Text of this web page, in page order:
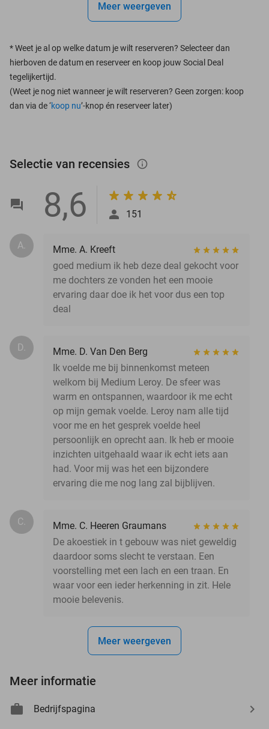
Meer weergeven
*Weet je al op welke datum je wilt reserveren? Selecteer dan
hierboven de datum en reserveer en koop jouw Social Deal
tegelijkertijd.
(Weet je nog niet wanneer je wilt reserveren? Geen zorgen: koop
dan via de ‘koop nu’-knop én reserveer later)
Selectie van recensies info_outlined
8,6 151
A.
Mme. A. Kreeft
goed medium ik heb deze deal gekocht voor
me dochters ze vonden het een mooie
ervaring daar doe ik het voor dus een top
deal
D.
Mme. D. Van Den Berg
Ik voelde me bij binnenkomst meteen
welkom bij Medium Leroy. De sfeer was
warm en ontspannen, waardoor ik me echt
op mijn gemak voelde. Leroy nam alle tijd
voor me en het gesprek voelde heel
persoonlijk en oprecht aan. Ik heb er mooie
inzichten uitgehaald waar ik echt iets aan
had. Voor mij was het een bijzondere
ervaring die me nog lang zal bijblijven.
C.
Mme. C. Heeren Graumans
De akoestiek in t gebouw was niet geweldig
daardoor soms slecht te verstaan. Een
voorstelling met een lach en een traan. En
waar voor een ieder herkenning in zit. Hele
mooie belevenis.
Meer weergeven
Meer informatie
Bedrijfspagina